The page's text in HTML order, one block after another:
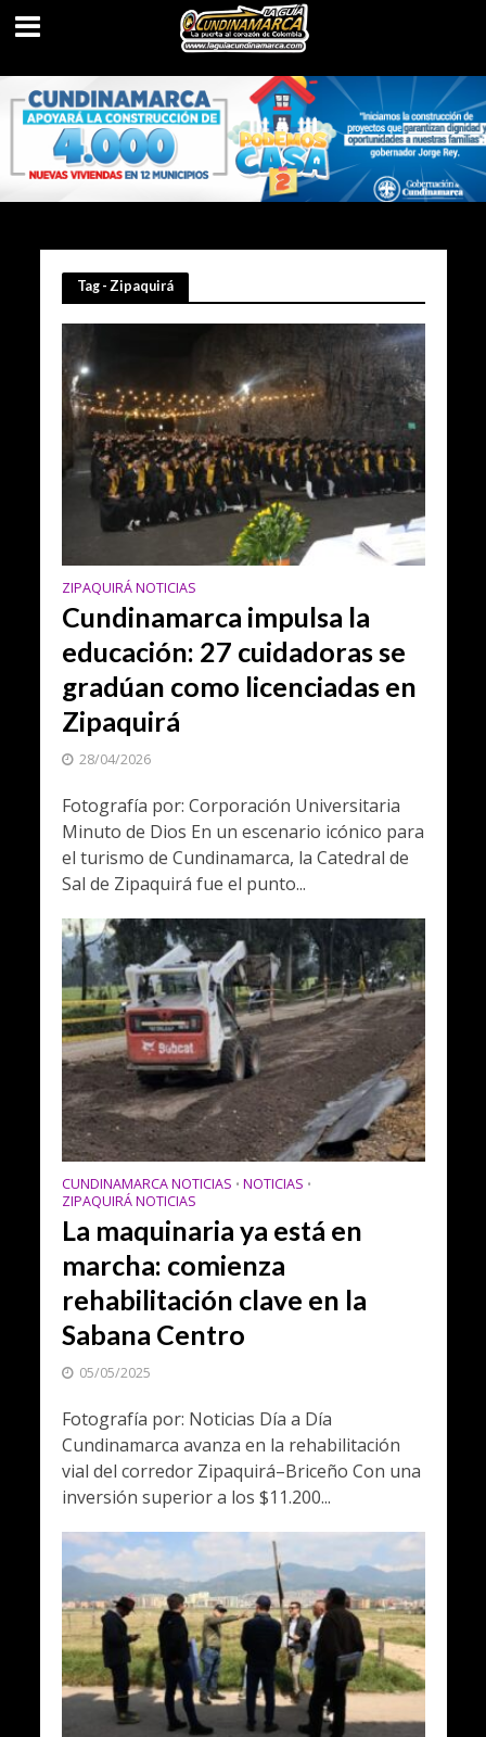
Tag - Zipaquirá
ZIPAQUIRÁ NOTICIAS
Cundinamarca impulsa la
educación: 27 cuidadoras se
gradúan como licenciadas en
Zipaquirá
28/04/2026
Fotografía por: Corporación Universitaria
Minuto de Dios En un escenario icónico para
el turismo de Cundinamarca, la Catedral de
Sal de Zipaquirá fue el punto...
CUNDINAMARCA NOTICIAS • NOTICIAS •
ZIPAQUIRÁ NOTICIAS
La maquinaria ya está en
marcha: comienza
rehabilitación clave en la
Sabana Centro
05/05/2025
Fotografía por: Noticias Día a Día
Cundinamarca avanza en la rehabilitación
vial del corredor Zipaquirá–Briceño Con una
inversión superior a los $11.200...